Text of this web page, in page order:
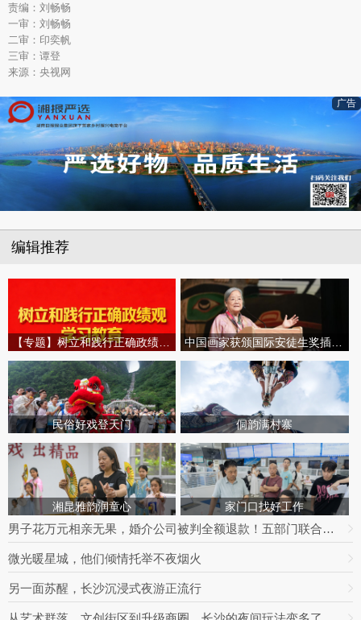
责编：刘畅畅
一审：刘畅畅
二审：印奕帆
三审：谭登
来源：央视网
广告
编辑推荐
民俗好戏登天门 侗韵满村寨
湘昆雅韵润童心 家门口找好工作
男子花万元相亲无果，婚介公司被判全额退款！五部门联合整治婚介七大乱象
微光暖星城，他们倾情托举不夜烟火
另一面苏醒，长沙沉浸式夜游正流行